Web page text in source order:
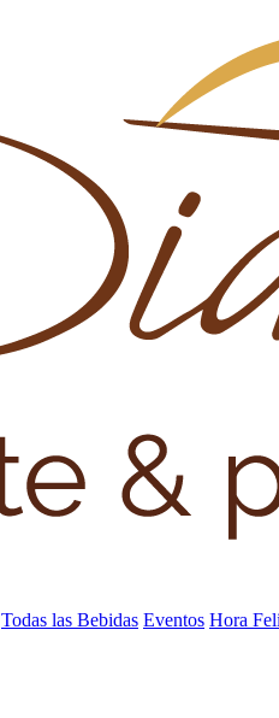
Todas las Bebidas Eventos Hora